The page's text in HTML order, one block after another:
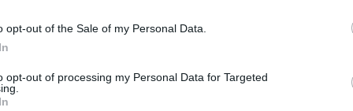
opt-out of the Sale of my Personal Data.
opt-out of processing my Personal Data for Targeted
velis praeter studium sapientiae. Sapientia
causarumque quibus eae res
qui vituperat haud